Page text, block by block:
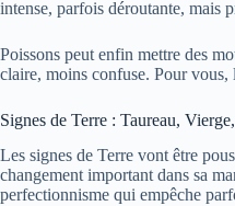
intense, parfois déroutante, mais
Poissons peut enfin mettre des
claire, moins confuse. Pour vous,
Signes de Terre : Taureau,
Les signes de Terre vont être
changement important dans sa
perfectionnisme qui empêche